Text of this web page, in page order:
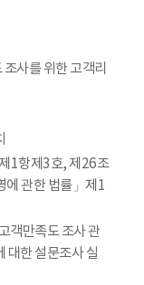
사를 위한 고객리
1항제3호, 제26조
에 관한 법률」제1
객만족도 조사 관
대한 설문조사 실